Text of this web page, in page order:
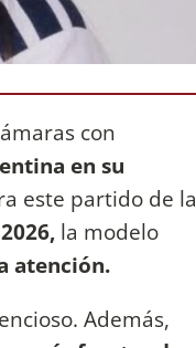
con
en su
este partido de la
la modelo
atención.
Además,